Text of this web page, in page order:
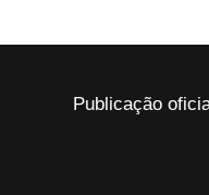
Publicação